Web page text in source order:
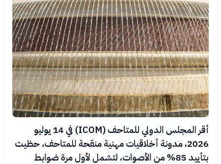
أقر المجلس الدولي للمتاحف (ICOM) في 14 يوليو
2026، مدونة أخلاقيات مهنية منقحة للمتاحف، حظيت
بتأييد 85% من الأصوات، لتشمل لأول مرة ضوابط